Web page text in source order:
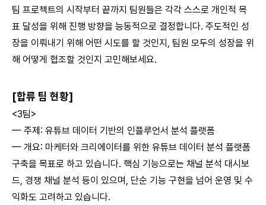
팀 프로젝트의 시작부터 끝까지 팀원들은 각각 스스로 개인적 목
표 달성을 위해 진행 방향을 능동적으로 결정합니다. 주도적인 성
장을 이뤄내기 위해 어떤 시도를 할 것인지, 팀원 모두의 성장을 위
해 어떻게 협조할 것인지 고민해보세요.
[합류 팀 현황]
<3팀>
— 주제: 유튜브 데이터 기반의 인플루언서 분석 플랫폼
— 개요: 마케터와 크리에이터를 위한 유튜브 데이터 분석 플랫폼
구축을 목표로 하고 있습니다. 핵심 기능으로는 채널 분석 대시보
드, 경쟁 채널 분석 등이 있으며, 단순 기능 구현을 넘어 운영 및 수
익화도 고려하고 있습니다.